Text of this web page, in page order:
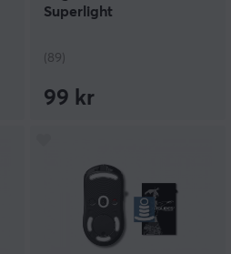
Superlight
(89)
99 kr